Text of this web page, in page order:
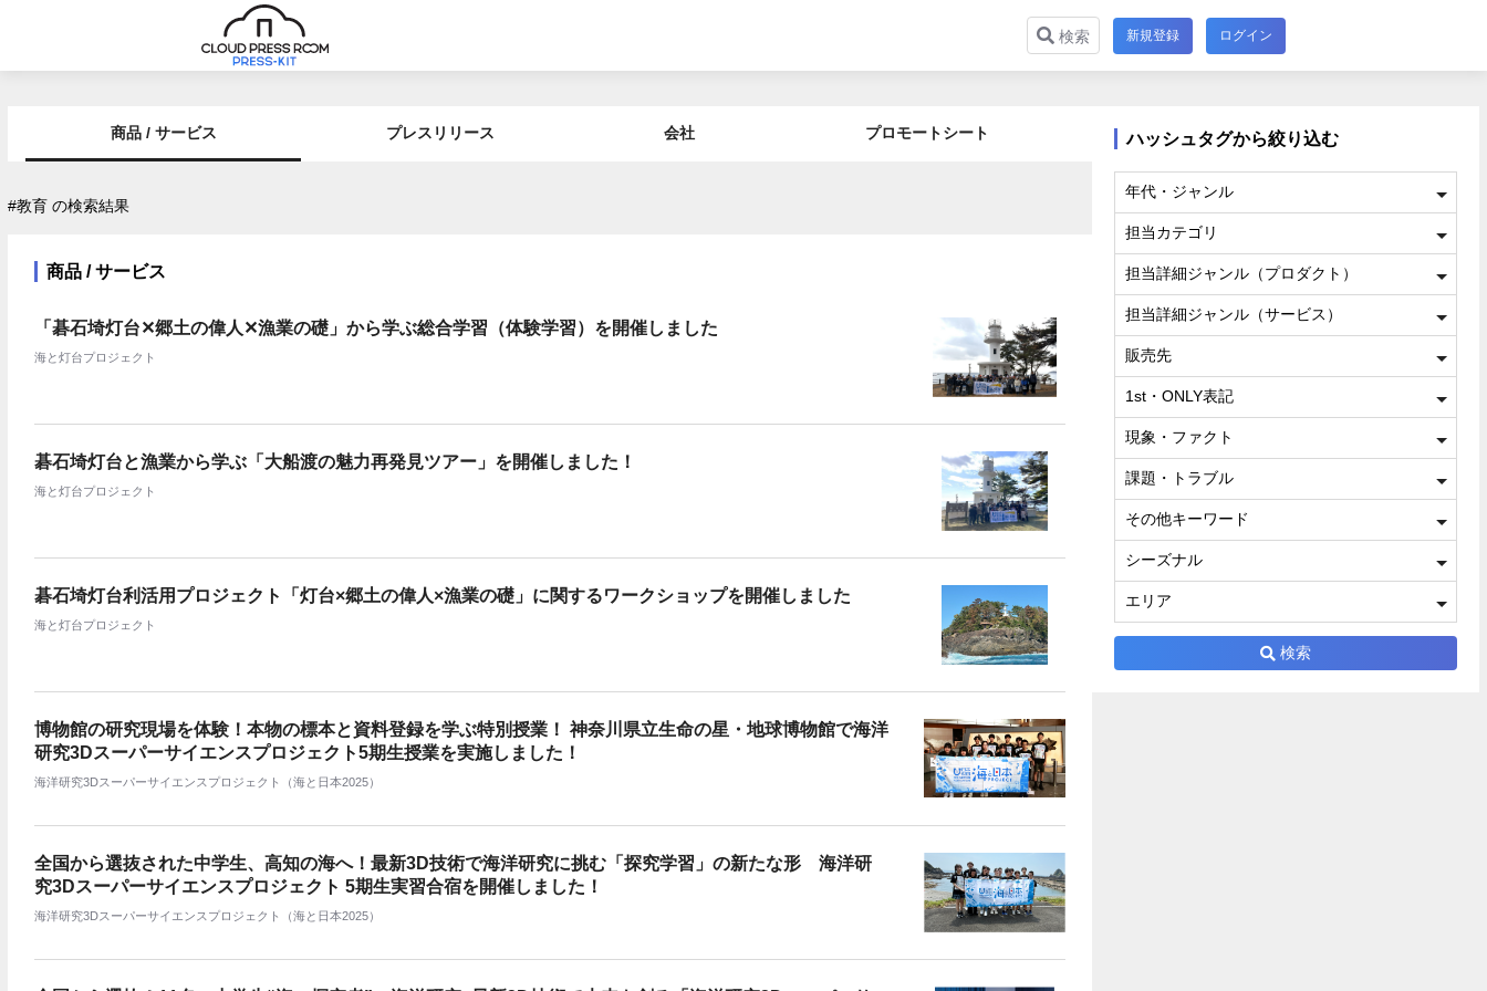
検索 新規登録 ログイン
商品 / サービス プレスリリース 会社 プロモートシート
#教育 の検索結果
商品 / サービス
「碁石埼灯台✕郷土の偉人✕漁業の礎」から学ぶ総合学習（体験学習）を開催しました
海と灯台プロジェクト
碁石埼灯台と漁業から学ぶ「大船渡の魅力再発見ツアー」を開催しました！
海と灯台プロジェクト
碁石埼灯台利活用プロジェクト「灯台×郷土の偉人×漁業の礎」に関するワークショップを開催しました
海と灯台プロジェクト
博物館の研究現場を体験！本物の標本と資料登録を学ぶ特別授業！ 神奈川県立生命の星・地球博物館で海洋
研究3Dスーパーサイエンスプロジェクト5期生授業を実施しました！
海洋研究3Dスーパーサイエンスプロジェクト（海と日本2025）
全国から選抜された中学生、高知の海へ！最新3D技術で海洋研究に挑む「探究学習」の新たな形 海洋研
究3Dスーパーサイエンスプロジェクト 5期生実習合宿を開催しました！
海洋研究3Dスーパーサイエンスプロジェクト（海と日本2025）
ハッシュタグから絞り込む
年代・ジャンル
担当カテゴリ
担当詳細ジャンル（プロダクト）
担当詳細ジャンル（サービス）
販売先
1st・ONLY表記
現象・ファクト
課題・トラブル
その他キーワード
シーズナル
エリア
検索